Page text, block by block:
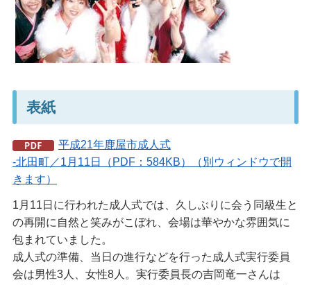
表紙
平成21年鹿屋市成人式
-北田町／1月11日（PDF：584KB）（別ウィンドウで開
きます）
1月11日に行われた成人式では、久しぶりに会う同級生と
の再開に自然と笑みがこぼれ、会場は華やかな雰囲気に
包まれていました。
成人式の準備、当日の進行などを行った成人式実行委員
会は男性3人、女性8人。実行委員長の吉岡竜一さんは